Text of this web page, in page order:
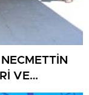
VE